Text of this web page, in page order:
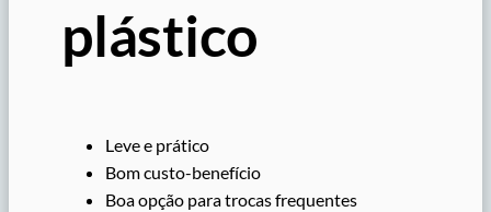
plástico
Leve e prático
Bom custo-benefício
Boa opção para trocas frequentes